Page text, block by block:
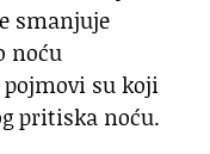
smanjuje
noću
pojmovi su koji
pritiska noću.